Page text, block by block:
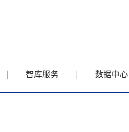
智库服务 数据中心